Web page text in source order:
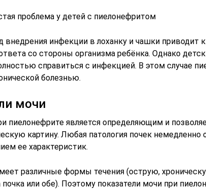
проблема у детей с пиелонефритом
внедрения инфекции в лоханку и чашки приводит
со стороны организма ребёнка. Однако
справиться с инфекцией. В этом случае
болезнью.
мочи
пиелонефрите является определяющим и
картину. Любая патология почек немедленно
ее характеристик.
различные формы течения (острую,
почка или обе). Поэтому показатели мочи при